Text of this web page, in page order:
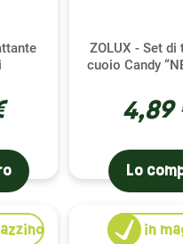
della nutrizione
vantaggi dei giocattoli
di combinare gioco e
Riempiendo gli scomparti
fiori o pellet, incoraggi il
la sua intelligenza per
arricchisce
del tuo coniglio,
ZOLUX - Set di
cuoio Candy
4,89
Lo
1in